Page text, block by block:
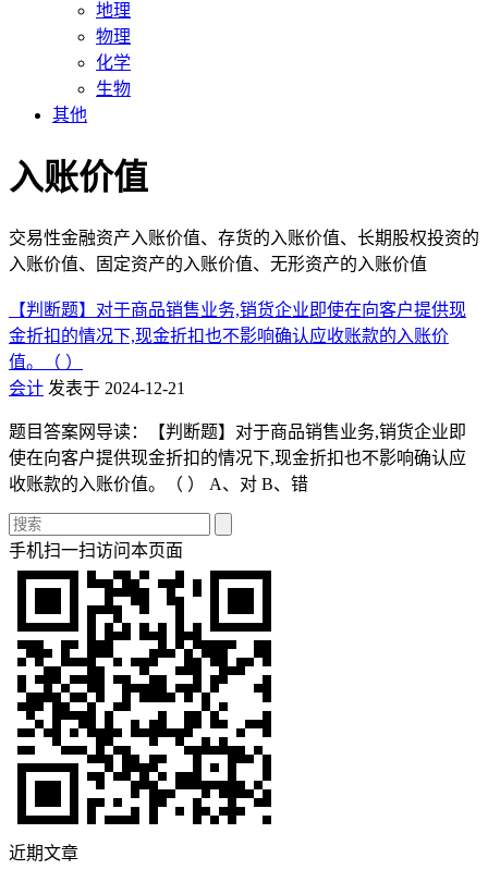
地理
物理
化学
生物
其他
入账价值
交易性金融资产入账价值、存货的入账价值、长期股权投资的
入账价值、固定资产的入账价值、无形资产的入账价值
【判断题】对于商品销售业务,销货企业即使在向客户提供现
金折扣的情况下,现金折扣也不影响确认应收账款的入账价
值。（ ）
会计 发表于 2024-12-21
题目答案网导读：【判断题】对于商品销售业务,销货企业即
使在向客户提供现金折扣的情况下,现金折扣也不影响确认应
收账款的入账价值。（ ） A、对 B、错
手机扫一扫访问本页面
近期文章